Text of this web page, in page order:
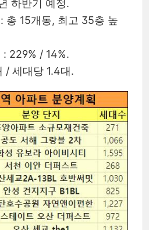
하반기 예정.
총 15개동, 최고 35층 높
229% / 14%.
/ 세대당 1.4대.